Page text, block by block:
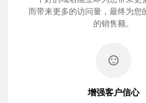
而带来更多的访问量，最终为您
的销售额。
sentiment_satisfied
增强客户信心